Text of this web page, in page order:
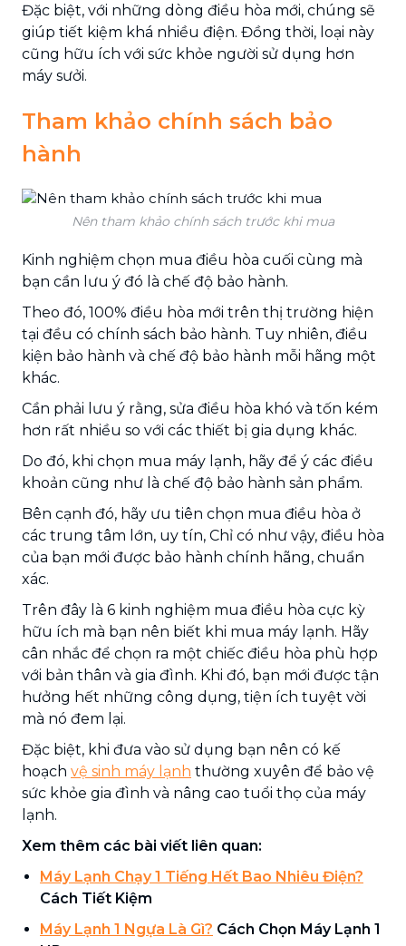
Đặc biệt, với những dòng điều hòa mới, chúng sẽ
giúp tiết kiệm khá nhiều điện. Đồng thời, loại này
cũng hữu ích với sức khỏe người sử dụng hơn
máy sưởi.
Tham khảo chính sách bảo
hành
Nên tham khảo chính sách trước khi mua
Kinh nghiệm chọn mua điều hòa cuối cùng mà
bạn cần lưu ý đó là chế độ bảo hành.
Theo đó, 100% điều hòa mới trên thị trường hiện
tại đều có chính sách bảo hành. Tuy nhiên, điều
kiện bảo hành và chế độ bảo hành mỗi hãng một
khác.
Cần phải lưu ý rằng, sửa điều hòa khó và tốn kém
hơn rất nhiều so với các thiết bị gia dụng khác.
Do đó, khi chọn mua máy lạnh, hãy để ý các điều
khoản cũng như là chế độ bảo hành sản phẩm.
Bên cạnh đó, hãy ưu tiên chọn mua điều hòa ở
các trung tâm lớn, uy tín, Chỉ có như vậy, điều hòa
của bạn mới được bảo hành chính hãng, chuẩn
xác.
Trên đây là 6 kinh nghiệm mua điều hòa cực kỳ
hữu ích mà bạn nên biết khi mua máy lạnh. Hãy
cân nhắc để chọn ra một chiếc điều hòa phù hợp
với bản thân và gia đình. Khi đó, bạn mới được tận
hưởng hết những công dụng, tiện ích tuyệt vời
mà nó đem lại.
Đặc biệt, khi đưa vào sử dụng bạn nên có kế
hoạch vệ sinh máy lạnh thường xuyên để bảo vệ
sức khỏe gia đình và nâng cao tuổi thọ của máy
lạnh.
Xem thêm các bài viết liên quan:
Máy Lạnh Chạy 1 Tiếng Hết Bao Nhiêu Điện?
Cách Tiết Kiệm
Máy Lạnh 1 Ngựa Là Gì? Cách Chọn Máy Lạnh 1